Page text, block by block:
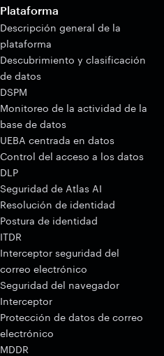
Plataforma
Descripción general de la
plataforma
Descubrimiento y clasificación
de datos
DSPM
Monitoreo de la actividad de la
base de datos
UEBA centrada en datos
Control del acceso a los datos
DLP
Seguridad de Atlas AI
Resolución de identidad
Postura de identidad
ITDR
Interceptor seguridad del
correo electrónico
Seguridad del navegador
Interceptor
Protección de datos de correo
electrónico
MDDR